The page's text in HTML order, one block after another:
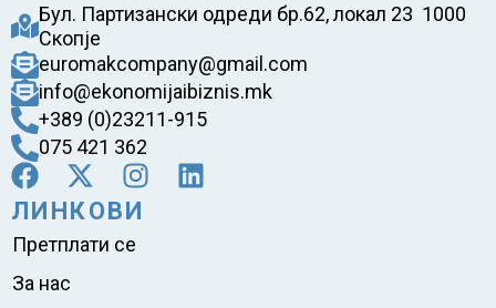
Бул. Партизански одреди бр.62, локал 23 1000
Скопје
euromakcompany@gmail.com
info@ekonomijaibiznis.mk
+389 (0)23211-915
075 421 362
ЛИНКОВИ
Претплати се
За нас